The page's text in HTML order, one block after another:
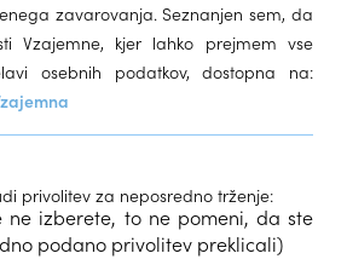
zavarovanja. Seznanjen sem, da
Vzajemne, kjer lahko prejmem vse
osebnih podatkov, dostopna na:
privolitev za neposredno trženje:
ne izberete, to ne pomeni, da ste
podano privolitev preklicali)